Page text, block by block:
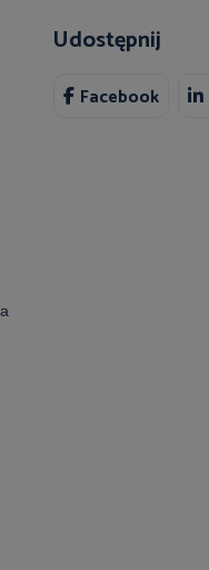
Udostępnij
Facebook